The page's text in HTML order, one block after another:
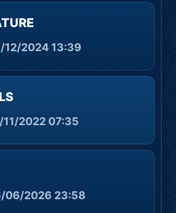
12/2024 13:39
11/2022 07:35
06/2026 23:58